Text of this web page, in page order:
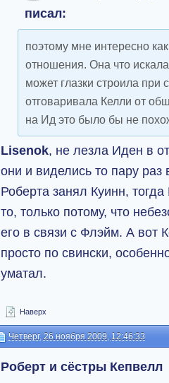
писал:
поэтому мне интересно
отношения. Она что
может глазки строила при
отговаривала Келли от
на Ид это было бы не
Lisenok, не лезла Иден в
они и виделись то пару раз
Роберта занял Куинн,
то, только потому, что
его в связи с Флэйм. А вот
просто по свински,
уматал.
Наверх
Четверг, 26 ноября 2009, 12:46:33
Роберт и сёстры Кепвелл